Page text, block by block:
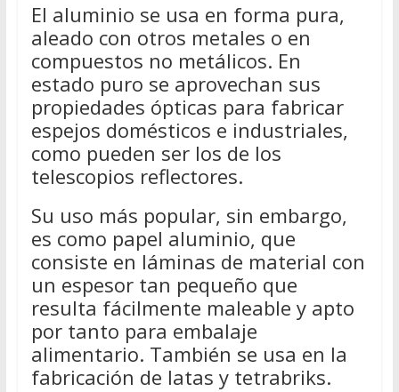
El aluminio se usa en forma pura,
aleado con otros metales o en
compuestos no metálicos. En
estado puro se aprovechan sus
propiedades ópticas para fabricar
espejos domésticos e industriales,
como pueden ser los de los
telescopios reflectores.
Su uso más popular, sin embargo,
es como papel aluminio, que
consiste en láminas de material con
un espesor tan pequeño que
resulta fácilmente maleable y apto
por tanto para embalaje
alimentario. También se usa en la
fabricación de latas y tetrabriks.